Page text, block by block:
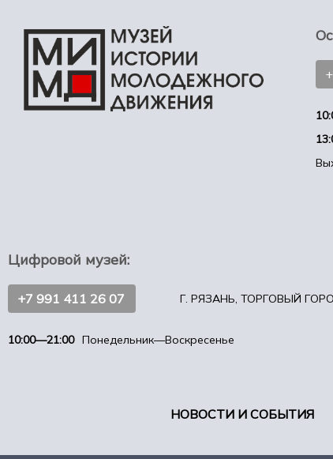
Цифровой музей:
+7 991 411 26 07 Г. РЯЗАНЬ, ТОРГОВЫЙ
10:00—21:00 Понедельник—Воскресенье
НОВОСТИ И СОБЫТИЯ